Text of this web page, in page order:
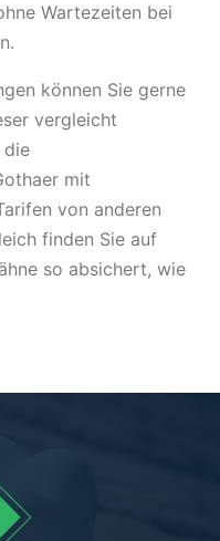
Wartezeiten bei
können Sie gerne
vergleicht
die
mit
von anderen
finden Sie auf
so absichert, wie